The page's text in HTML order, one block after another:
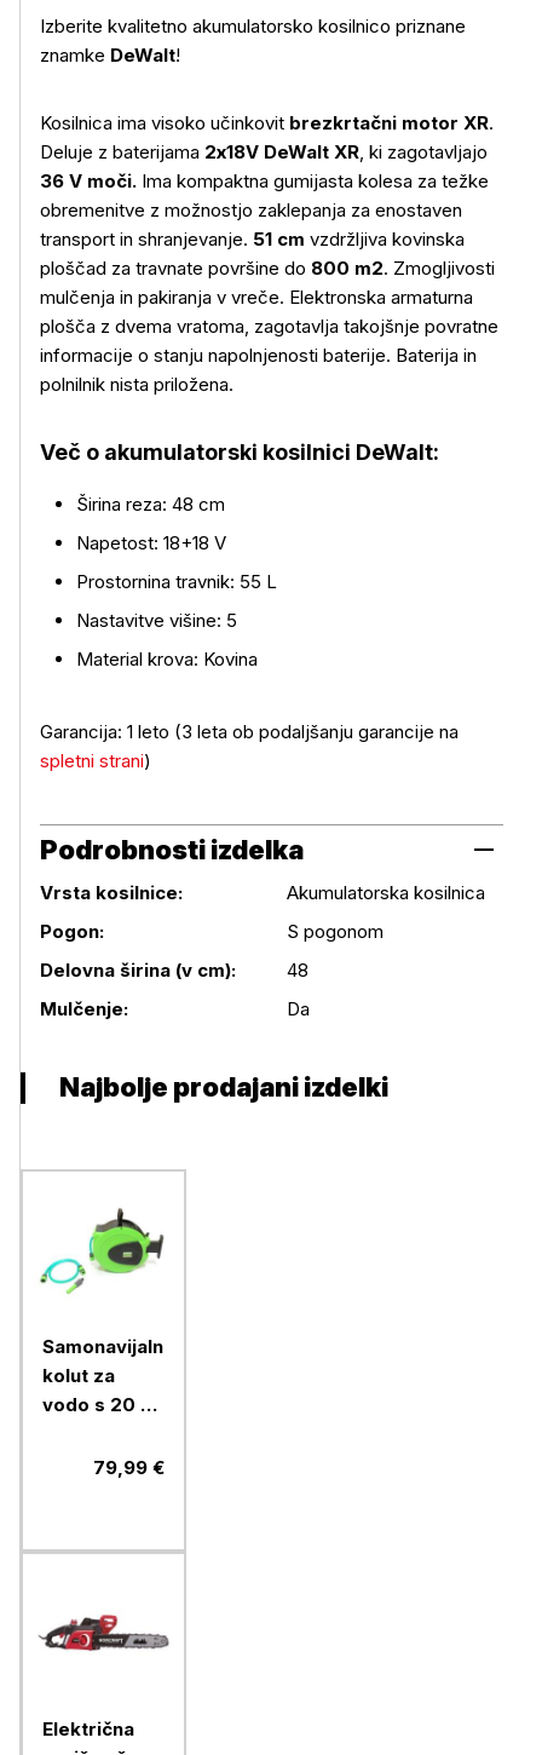
Izberite kvalitetno akumulatorsko kosilnico priznane
znamke DeWalt!
Kosilnica ima visoko učinkovit brezkrtačni motor XR.
Deluje z baterijama 2x18V DeWalt XR, ki zagotavljajo
36 V moči. Ima kompaktna gumijasta kolesa za težke
obremenitve z možnostjo zaklepanja za enostaven
transport in shranjevanje. 51 cm vzdržljiva kovinska
ploščad za travnate površine do 800 m2. Zmogljivosti
mulčenja in pakiranja v vreče. Elektronska armaturna
plošča z dvema vratoma, zagotavlja takojšnje povratne
informacije o stanju napolnjenosti baterije. Baterija in
polnilnik nista priložena.
Več o akumulatorski kosilnici DeWalt:
Širina reza: 48 cm
Napetost: 18+18 V
Prostornina travnik: 55 L
Nastavitve višine: 5
Material krova: Kovina
Garancija: 1 leto (3 leta ob podaljšanju garancije na
spletni strani)
Podrobnosti izdelka
Podrobnosti izdelka
Vrsta kosilnice:
Akumulatorska kosilnica
Pogon:
S pogonom
Delovna širina (v cm):
48
Mulčenje:
Da
Najbolje prodajani izdelki
Samonavijalni
kolut za
vodo s 20 m
priključki79,99 €
Električna